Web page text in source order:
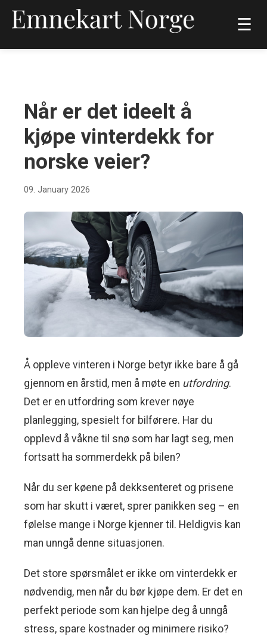
☰
Når er det ideelt å
kjøpe vinterdekk for
norske veier?
09. January 2026
Å oppleve vinteren i Norge betyr ikke bare å gå
gjennom en årstid, men å møte en utfordring.
Det er en utfordring som krever nøye
planlegging, spesielt for bilførere. Har du
opplevd å våkne til snø som har lagt seg, men
fortsatt ha sommerdekk på bilen?
Når du ser køene på dekksenteret og prisene
som har skutt i været, sprer panikken seg – en
følelse mange i Norge kjenner til. Heldigvis kan
man unngå denne situasjonen.
Det store spørsmålet er ikke om vinterdekk er
nødvendig, men når du bør kjøpe dem. Er det en
perfekt periode som kan hjelpe deg å unngå
stress, spare kostnader og minimere risiko?